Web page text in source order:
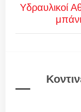
Υδραυλικοί